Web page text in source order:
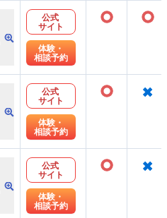
公式
サイト
体験・
相談予約
○ ○
公式
サイト
体験・
相談予約
○ ×
公式
サイト
体験・
相談予約
○ ×